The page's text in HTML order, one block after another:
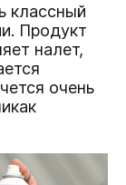
классный
Продукт
налет,
очень